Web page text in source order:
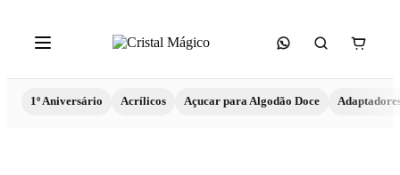
1º Aniversário Acrílicos Açucar para Algodão Doce